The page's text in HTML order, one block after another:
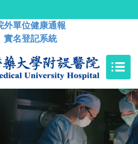
外單位健康通報
實名登記系統